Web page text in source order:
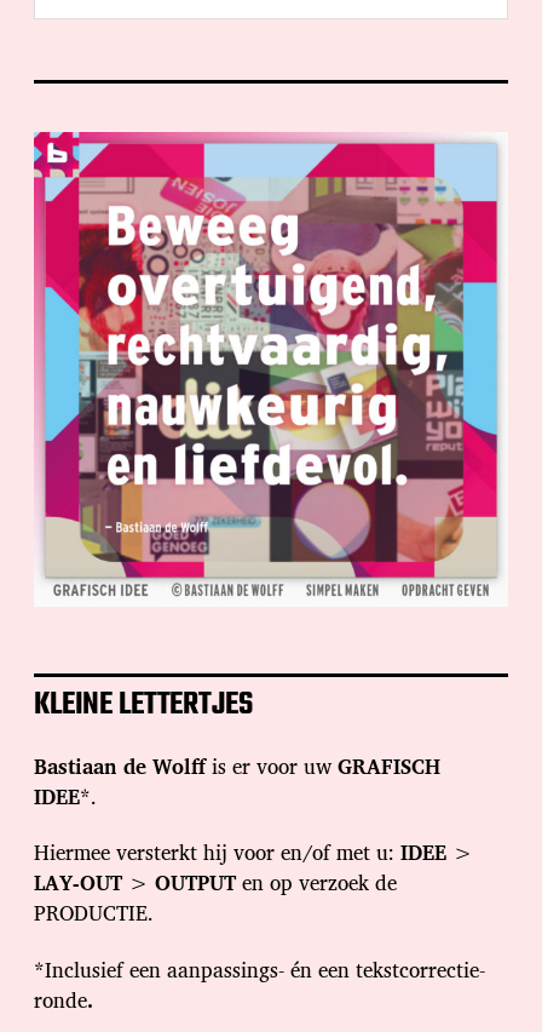
T
S
E
N
G
KLEINE LETTERTJES
Bastiaan de Wolffis er voor uwGRAFISCH
IDEE*.
Hiermee versterkt hij voor en/of met u: IDEE >
LAY-OUT > OUTPUTen op verzoek de
PRODUCTIE.
*Inclusief een aanpassings- én een tekstcorrectie-
ronde.